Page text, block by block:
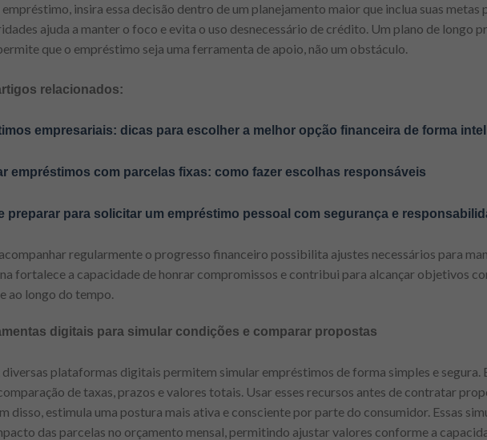
insira essa decisão dentro de um planejamento maior que inclua suas metas
ajuda a manter o foco e evita o uso desnecessário de crédito. Um plano de longo
que o empréstimo seja uma ferramenta de apoio, não um obstáculo.
relacionados:
empresariais: dicas para escolher a melhor opção financeira de forma
empréstimos com parcelas fixas: como fazer escolhas responsáveis
preparar para solicitar um empréstimo pessoal com segurança e
regularmente o progresso financeiro possibilita ajustes necessários para
fortalece a capacidade de honrar compromissos e contribui para alcançar objetivos
ao longo do tempo.
digitais para simular condições e comparar propostas
plataformas digitais permitem simular empréstimos de forma simples e segura.
de taxas, prazos e valores totais. Usar esses recursos antes de contratar
disso, estimula uma postura mais ativa e consciente por parte do consumidor. Essas
das parcelas no orçamento mensal, permitindo ajustar valores conforme a